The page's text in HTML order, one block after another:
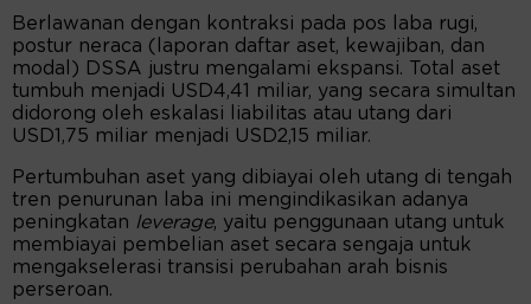
Berlawanan dengan kontraksi pada pos laba rugi,
postur neraca (laporan daftar aset, kewajiban, dan
modal) DSSA justru mengalami ekspansi. Total aset
tumbuh menjadi USD4,41 miliar, yang secara simultan
didorong oleh eskalasi liabilitas atau utang dari
USD1,75 miliar menjadi USD2,15 miliar.
Pertumbuhan aset yang dibiayai oleh utang di tengah
tren penurunan laba ini mengindikasikan adanya
peningkatan leverage, yaitu penggunaan utang untuk
membiayai pembelian aset secara sengaja untuk
mengakselerasi transisi perubahan arah bisnis
perseroan.